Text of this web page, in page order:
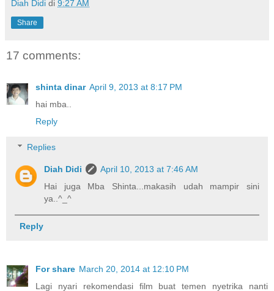
Diah Didi di 9:27 AM
Share
17 comments:
shinta dinar April 9, 2013 at 8:17 PM
hai mba..
Reply
Replies
Diah Didi
April 10, 2013 at 7:46 AM
Hai juga Mba Shinta...makasih udah mampir sini
ya..^_^
Reply
For share March 20, 2014 at 12:10 PM
Lagi nyari rekomendasi film buat temen nyetrika nanti